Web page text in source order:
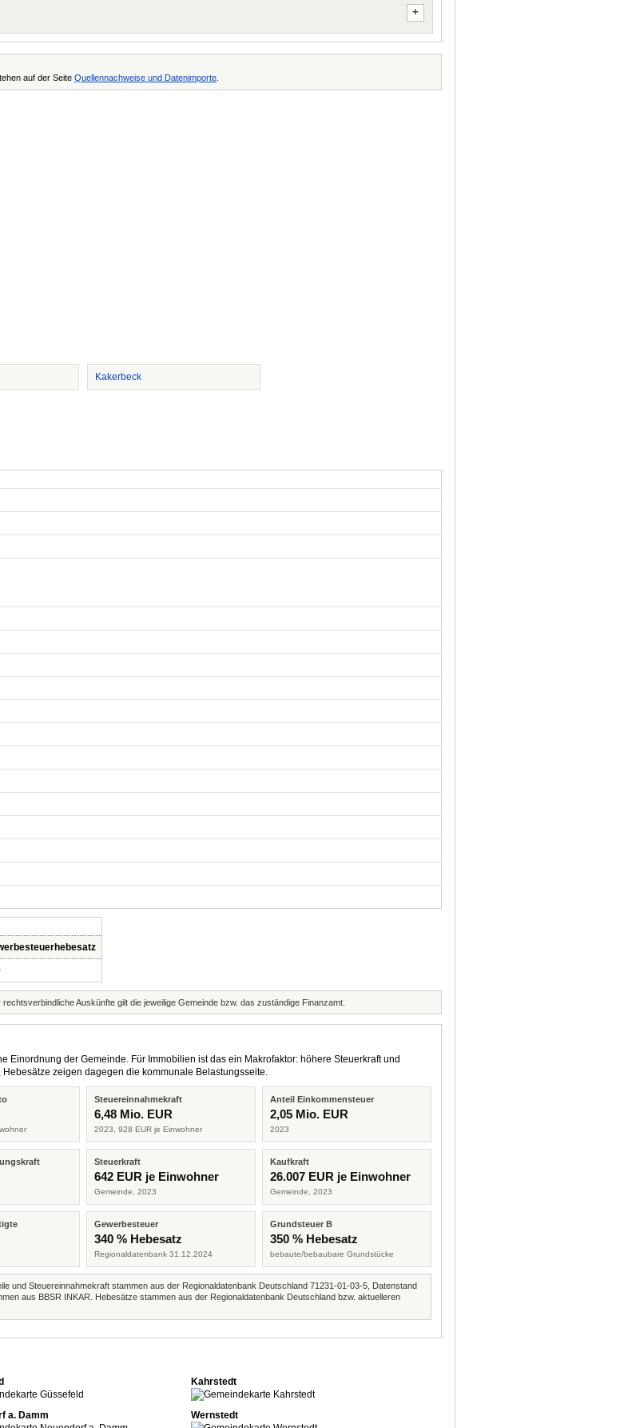
auf der Seite Quellennachweise und Datenimporte
Kakerbeck
Auskünfte gilt die jeweilige Gemeinde bzw. das zuständige Finanzamt.
Einordnung der Gemeinde. Für Immobilien ist das ein Makrofaktor: höhere Steuerkraft und
zeigen dagegen die kommunale Belastungsseite.
Steuereinnahmekraft
6,48 Mio. EUR
2023, 928 EUR je Einwohner
Anteil Einkommensteuer
2,05 Mio. EUR
2023
Steuerkraft
642 EUR je Einwohner
Gemeinde, 2023
Kaufkraft
26.007 EUR je Einwohner
Gemeinde, 2023
Gewerbesteuer
340 % Hebesatz
Regionaldatenbank 31.12.2024
Grundsteuer B
350 % Hebesatz
bebaute/bebaubare Grundstücke
und Steuereinnahmekraft stammen aus der Regionaldatenbank Deutschland 71231-01-03-5, Datenstand
aus BBSR INKAR. Hebesätze stammen aus der Regionaldatenbank Deutschland bzw. aktuelleren
Kahrstedt
a. Damm Wernstedt